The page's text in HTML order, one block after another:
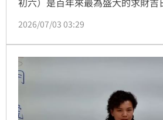
赦日。三大吉兆罕見齊聚，在曆法
再次出現。
2026/07/03 03:29